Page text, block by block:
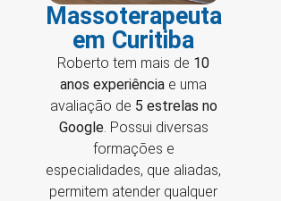
Massoterapeuta
em Curitiba
Roberto tem mais de 10
anos experiência e uma
avaliação de 5 estrelas no
Google. Possui diversas
formações e
especialidades, que aliadas,
permitem atender qualquer